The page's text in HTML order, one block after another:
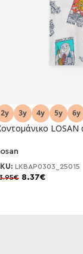
-40% LOSAN
LKBAP0303_25015
€ 8.37€